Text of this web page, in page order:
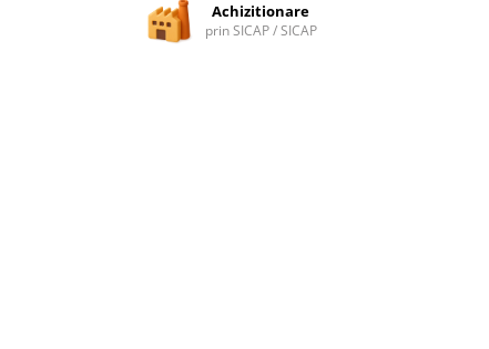
Achizitionare
prin SICAP / SICAP